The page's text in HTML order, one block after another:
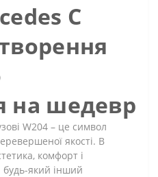
C
на шедевр
W204 – це символ
якості. В
комфорт і
будь-який інший